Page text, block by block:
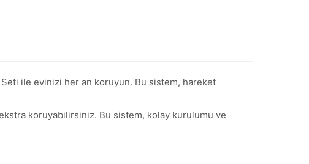
Seti ile evinizi her an koruyun. Bu sistem, hareket
koruyabilirsiniz. Bu sistem, kolay kurulumu ve